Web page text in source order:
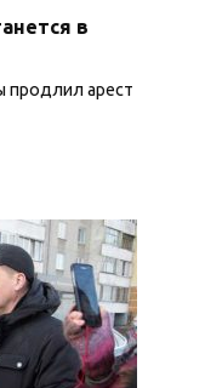
в
продлил арест